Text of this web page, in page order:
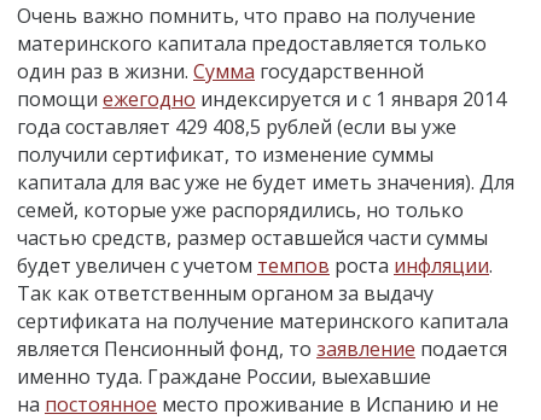
Очень важно помнить, что право на получение
материнского капитала предоставляется только
один раз в жизни. Сумма государственной
помощи ежегодно индексируется и с 1 января 2014
года составляет 429 408,5 рублей (если вы уже
получили сертификат, то изменение суммы
капитала для вас уже не будет иметь значения). Для
семей, которые уже распорядились, но только
частью средств, размер оставшейся части суммы
будет увеличен с учетом темпов роста инфляции.
Так как ответственным органом за выдачу
сертификата на получение материнского капитала
является Пенсионный фонд, то заявление подается
именно туда. Граждане России, выехавшие
на постоянное место проживание в Испанию и не